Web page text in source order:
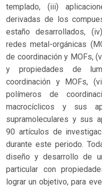
templado, (iii)
derivadas de los
estaño desarrollados,
redes metal-orgánicas
de coordinación y MOFs,
y propiedades de
coordinación y MOFs,
polímeros de
macrocíclicos y sus
supramoleculares y sus
90 artículos de
durante este periodo.
diseño y desarrollo de
particular con
lograr un objetivo, para